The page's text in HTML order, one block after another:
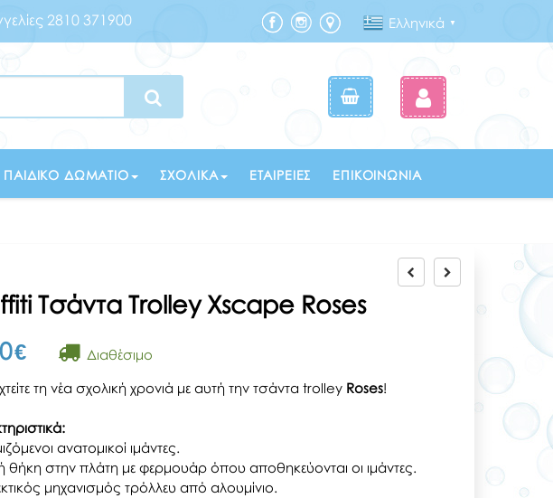
2810 371900 Ελληνικά ▼
ΠΑΙΔΙΚΌ ΔΩΜΆΤΙΟ ΣΧΟΛΙΚΆ ΕΤΑΙΡΕΊΕΣ ΕΠΙΚΟΙΝΩΝΊΑ
Τσάντα Trolley Xscape Roses
€ Διαθέσιμο
τη νέα σχολική χρονιά με αυτή την τσάντα trolley Roses!
ανατομικοί ιμάντες.
θήκη στην πλάτη με φερμουάρ όπου αποθηκεύονται οι ιμάντες.
μηχανισμός τρόλλευ από αλουμίνιο.